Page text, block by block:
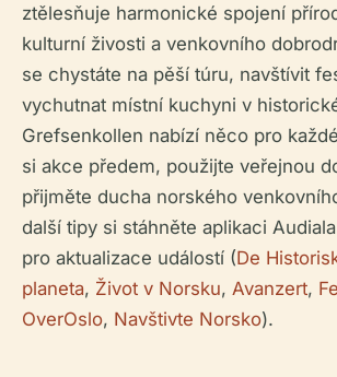
ztělesňuje harmonické spojení
kulturní živosti a venkovního
se chystáte na pěší túru, navštívit
vychutnat místní kuchyni v
Grefsenkollen nabízí něco pro
si akce předem, použijte veřejnou
přijměte ducha norského
další tipy si stáhněte aplikaci
pro aktualizace událostí (De
planeta, Život v Norsku, Avanzert,
OverOslo, Navštivte Norsko).